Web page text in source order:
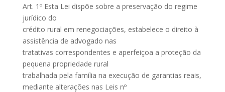
Art. 1º Esta Lei dispõe sobre a preservação do regime
jurídico do
crédito rural em renegociações, estabelece o direito à
assistência de advogado nas
tratativas correspondentes e aperfeiçoa a proteção da
pequena propriedade rural
trabalhada pela família na execução de garantias reais,
mediante alterações nas Leis nº